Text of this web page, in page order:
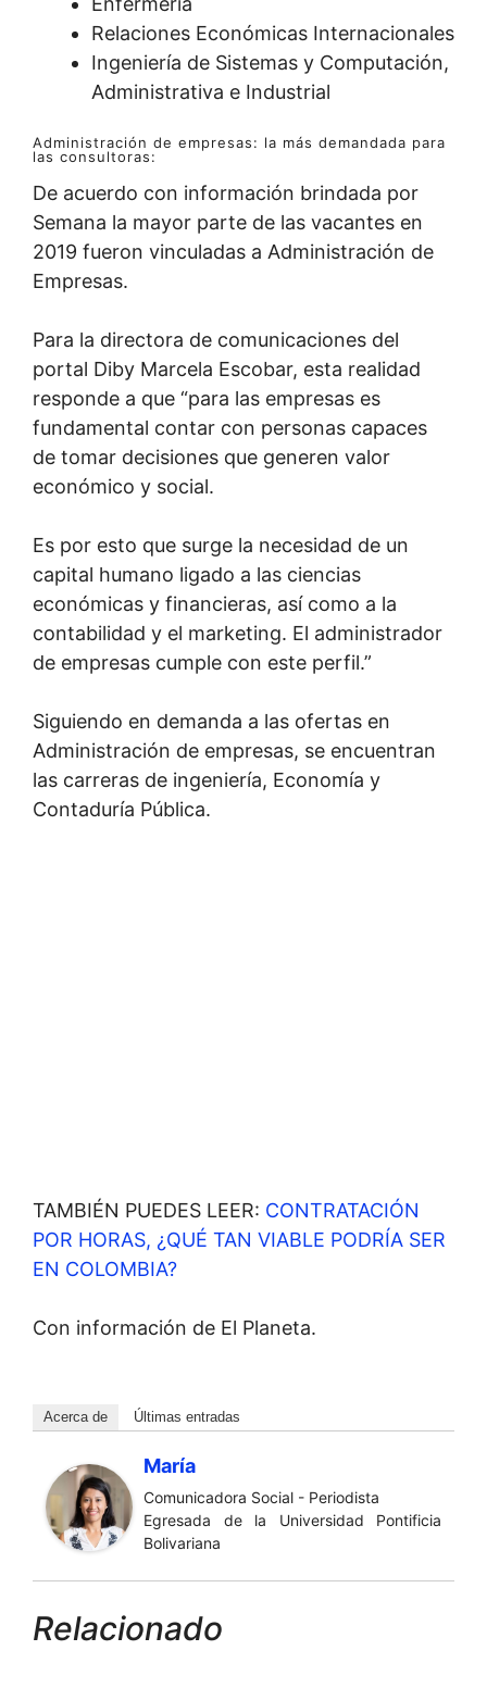
Relaciones Económicas Internacionales
Ingeniería de Sistemas y Computación,
Administrativa e Industrial
Administración de empresas: la más demandada para
las consultoras:
De acuerdo con información brindada por
Semana la mayor parte de las vacantes en
2019 fueron vinculadas a Administración de
Empresas.
Para la directora de comunicaciones del
portal Diby Marcela Escobar, esta realidad
responde a que “para las empresas es
fundamental contar con personas capaces
de tomar decisiones que generen valor
económico y social.
Es por esto que surge la necesidad de un
capital humano ligado a las ciencias
económicas y financieras, así como a la
contabilidad y el marketing. El administrador
de empresas cumple con este perfil.”
Siguiendo en demanda a las ofertas en
Administración de empresas, se encuentran
las carreras de ingeniería, Economía y
Contaduría Pública.
TAMBIÉN PUEDES LEER: CONTRATACIÓN
POR HORAS, ¿QUÉ TAN VIABLE PODRÍA SER
EN COLOMBIA?
Con información de El Planeta.
Acerca de Últimas entradas
María
Comunicadora Social - Periodista
Egresada de la Universidad Pontificia
Bolivariana
Relacionado